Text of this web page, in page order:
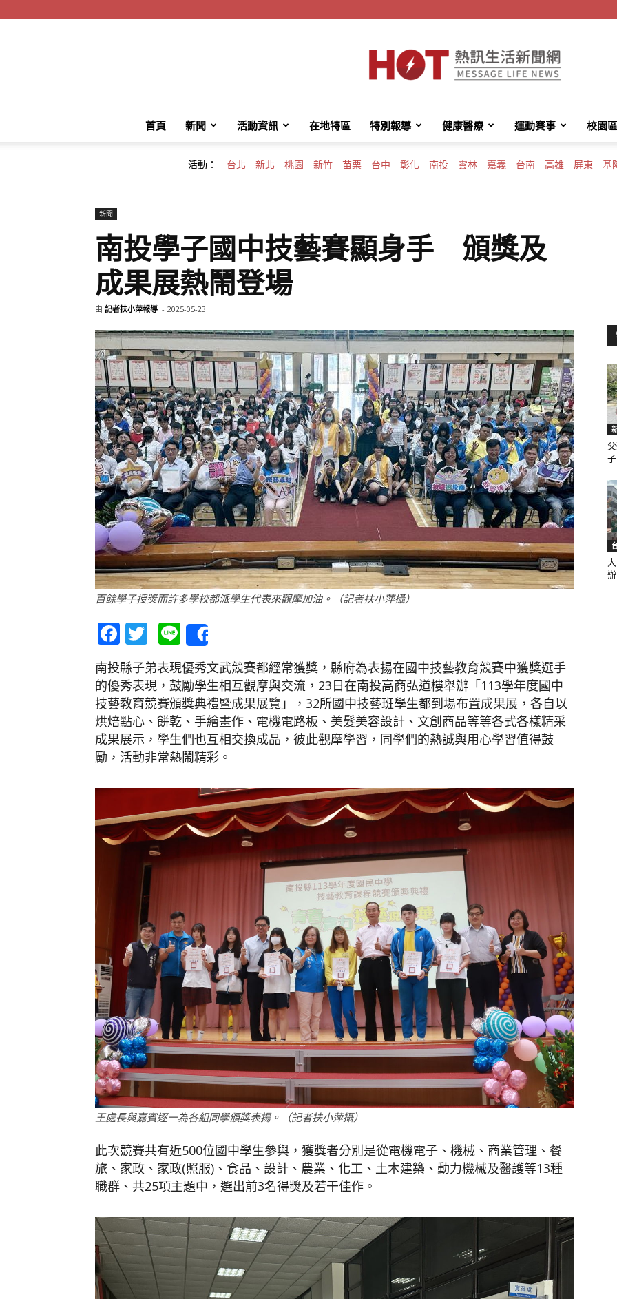
HotMessage
生
活
新
聞
首頁 新聞 活動資訊 在地特區 特別報導 健康醫療 運動賽事 校園區
活動： 台北 新北 桃園 新竹 苗栗 台中 彰化 南投 雲林 嘉義 台南 高雄 屏東 基
新聞
南投學子國中技藝賽顯身手 頒獎及
成果展熱鬧登場
由 記者扶小萍報導 - 2025-05-23
百餘學子授獎而許多學校都派學生代表來觀摩加油。（記者扶小萍攝）
Facebook
Twitter
Line
南投縣子弟表現優秀文武競賽都經常獲獎，縣府為表揚在國中技藝教育競賽中獲獎選手
的優秀表現，鼓勵學生相互觀摩與交流，23日在南投高商弘道樓舉辦「113學年度國中
技藝教育競賽頒獎典禮暨成果展覽」，32所國中技藝班學生都到場布置成果展，各自以
烘焙點心、餅乾、手繪畫作、電機電路板、美髮美容設計、文創商品等等各式各樣精采
成果展示，學生們也互相交換成品，彼此觀摩學習，同學們的熱誠與用心學習值得鼓
勵，活動非常熱鬧精彩。
王處長與嘉賓逐一為各組同學頒獎表揚。（記者扶小萍攝）
此次競賽共有近500位國中學生參與，獲獎者分別是從電機電子、機械、商業管理、餐
旅、家政、家政(照服)、食品、設計、農業、化工、土木建築、動力機械及醫護等13種
職群、共25項主題中，選出前3名得獎及若干佳作。